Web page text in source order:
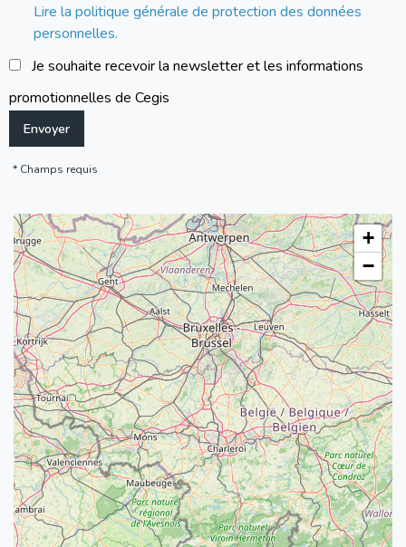
Champs requis
Lire la politique générale de protection des données
personnelles.
Je souhaite recevoir la newsletter et les informations
promotionnelles de Cegis
+
−